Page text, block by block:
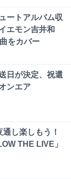
ートアルバム収
エモン吉井和
をカバー
日が決定、祝還
ンエア
し楽しもう！
THE LIVE」